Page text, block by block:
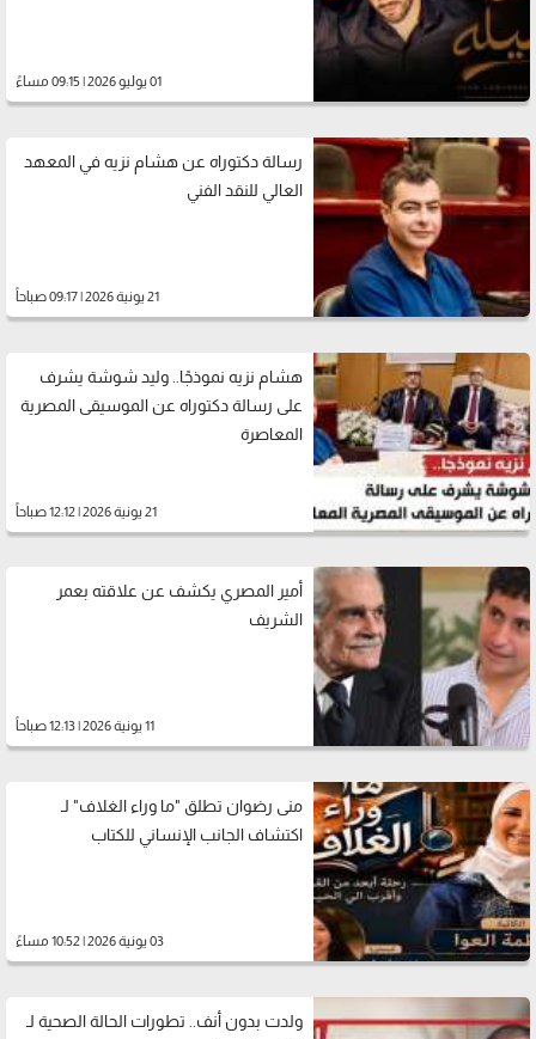
01 يوليو 2026 | 09:15 مساءً
رسالة دكتوراه عن هشام نزيه في المعهد
العالي للنقد الفني
21 يونية 2026 | 09:17 صباحاً
هشام نزيه نموذجًا.. وليد شوشة يشرف
على رسالة دكتوراه عن الموسيقى المصرية
المعاصرة
21 يونية 2026 | 12:12 صباحاً
أمير المصري يكشف عن علاقته بعمر
الشريف
11 يونية 2026 | 12:13 صباحاً
منى رضوان تطلق "ما وراء الغلاف" لـ
اكتشاف الجانب الإنساني للكتاب
03 يونية 2026 | 10:52 مساءً
ولدت بدون أنف.. تطورات الحالة الصحية لـ